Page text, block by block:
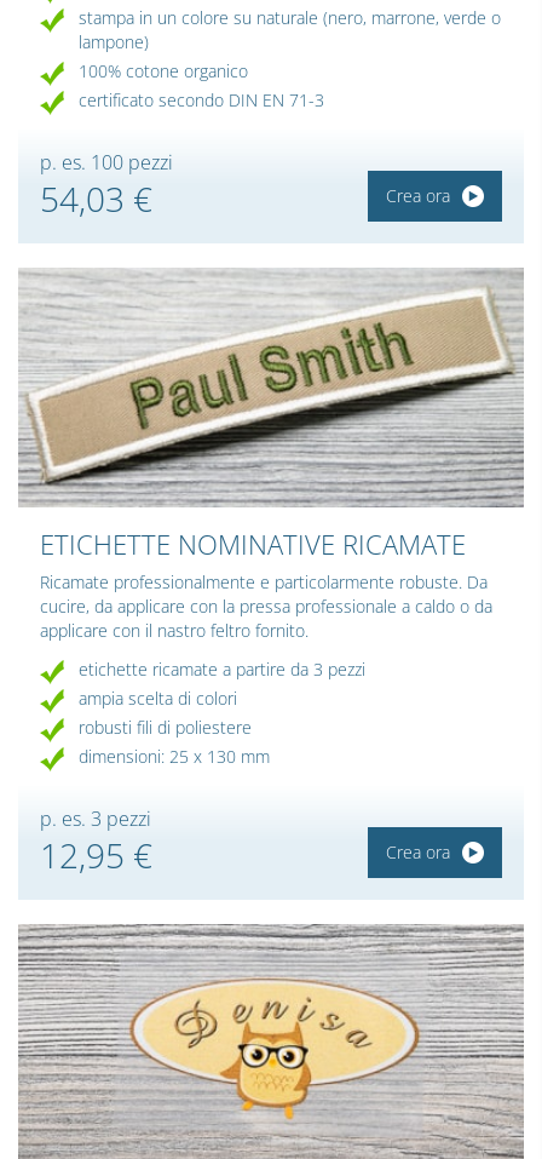
stampa in un colore su naturale (nero, marrone, verde o
lampone)
100% cotone organico
certificato secondo DIN EN 71-3
p. es. 100 pezzi
54,03 € Crea ora
ETICHETTE NOMINATIVE RICAMATE
Ricamate professionalmente e particolarmente robuste. Da
cucire, da applicare con la pressa professionale a caldo o da
applicare con il nastro feltro fornito.
etichette ricamate a partire da 3 pezzi
ampia scelta di colori
robusti fili di poliestere
dimensioni: 25 x 130 mm
p. es. 3 pezzi
12,95 € Crea ora